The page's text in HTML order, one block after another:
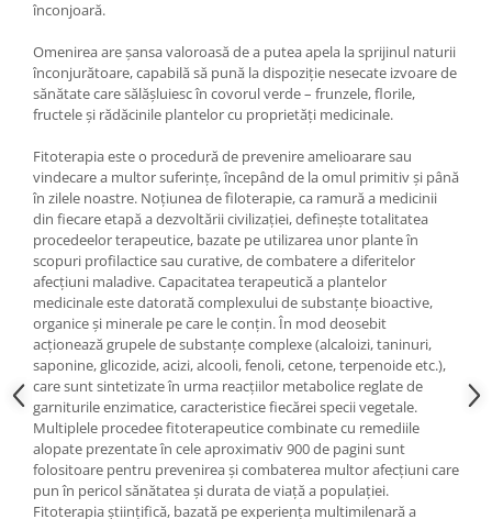
înconjoară.
Omenirea are şansa valoroasă de a putea apela la sprijinul naturii
înconjurătoare, capabilă să pună la dispoziţie nesecate izvoare de
sănătate care sălăşluiesc în covorul verde – frunzele, florile,
fructele şi rădăcinile plantelor cu proprietăţi medicinale.
Fitoterapia este o procedură de prevenire amelioarare sau
vindecare a multor suferinţe, începând de la omul primitiv şi până
în zilele noastre. Noţiunea de filoterapie, ca ramură a medicinii
din fiecare etapă a dezvoltării civilizaţiei, defineşte totalitatea
procedeelor terapeutice, bazate pe utilizarea unor plante în
scopuri profilactice sau curative, de combatere a diferitelor
afecţiuni maladive. Capacitatea terapeutică a plantelor
medicinale este datorată complexului de substanţe bioactive,
organice şi minerale pe care le conţin. În mod deosebit
acţionează grupele de substanţe complexe (alcaloizi, taninuri,
saponine, glicozide, acizi, alcooli, fenoli, cetone, terpenoide etc.),
care sunt sintetizate în urma reacţiilor metabolice reglate de
garniturile enzimatice, caracteristice fiecărei specii vegetale.
Multiplele procedee fitoterapeutice combinate cu remediile
alopate prezentate în cele aproximativ 900 de pagini sunt
folositoare pentru prevenirea şi combaterea multor afecţiuni care
pun în pericol sănătatea şi durata de viaţă a populaţiei.
Fitoterapia ştiinţifică, bazată pe experienţa multimilenară a